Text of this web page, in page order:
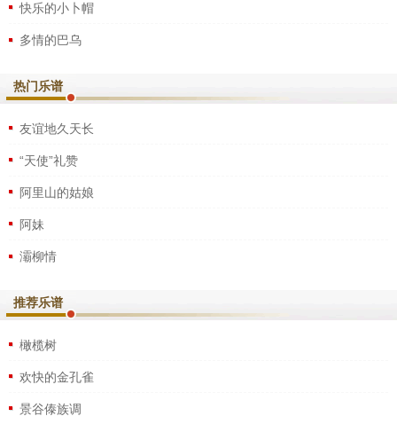
快乐的小卜帽
多情的巴乌
热门乐谱
友谊地久天长
“天使”礼赞
阿里山的姑娘
阿妹
灞柳情
推荐乐谱
橄榄树
欢快的金孔雀
景谷傣族调